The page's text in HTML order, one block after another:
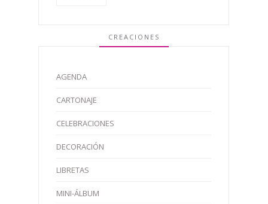
CREACIONES
AGENDA
CARTONAJE
CELEBRACIONES
DECORACIÓN
LIBRETAS
MINI-ÁLBUM